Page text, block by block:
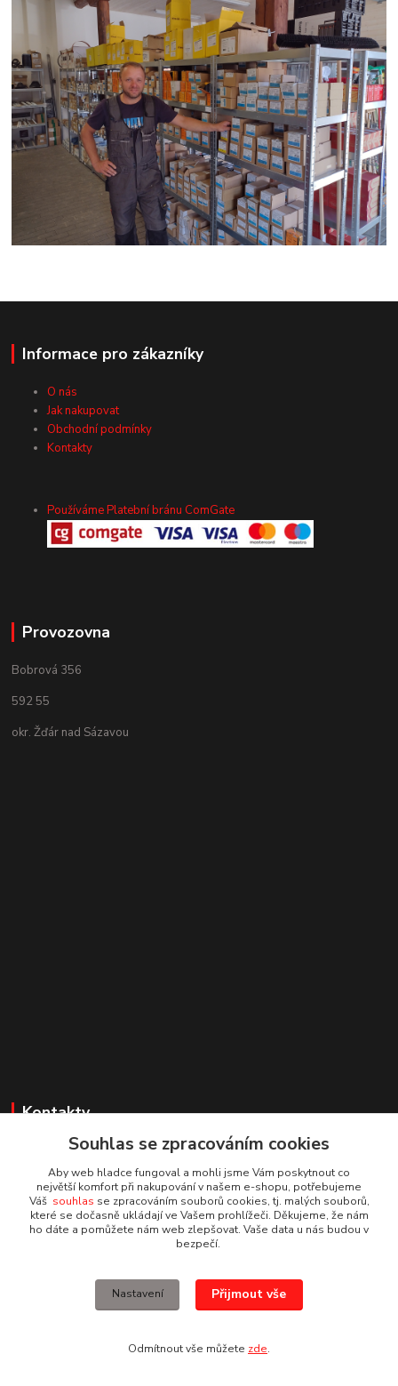
Informace pro zákazníky
O nás
Jak nakupovat
Obchodní podmínky
Kontakty
Používáme Platební bránu ComGate
Provozovna
Bobrová 356
592 55
okr. Žďár nad Sázavou
Kontakty
Irena Dvořáková
+420 732 595 975
(PO - PÁ, 7 - 15 hod.)
obchod@vruty-roman-stary.cz
© Roman Starý
Souhlas se zpracováním cookies
Aby web hladce fungoval a mohli jsme Vám poskytnout co
největší komfort při nakupování v našem e-shopu, potřebujeme
Váš souhlas se zpracováním souborů cookies, tj. malých souborů,
které se dočasně ukládají ve Vašem prohlížeči. Děkujeme, že nám
ho dáte a pomůžete nám web zlepšovat. Vaše data u nás budou v
bezpečí.
Nastavení Přijmout vše
Odmítnout vše můžete zde.